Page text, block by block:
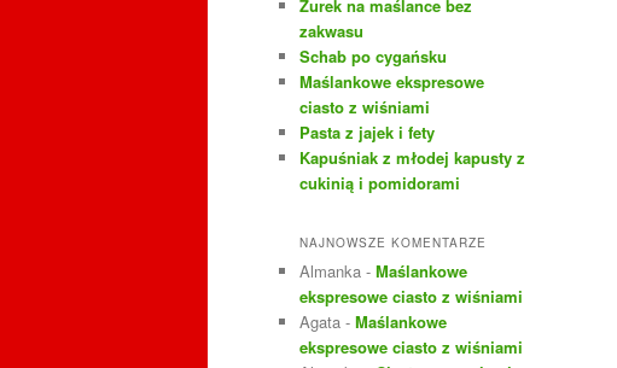
j
Żurek na maślance bez
zakwasu
Schab po cygańsku
Maślankowe ekspresowe
ciasto z wiśniami
Pasta z jajek i fety
Kapuśniak z młodej kapusty z
cukinią i pomidorami
NAJNOWSZE KOMENTARZE
Almanka - Maślankowe
ekspresowe ciasto z wiśniami
Agata - Maślankowe
ekspresowe ciasto z wiśniami